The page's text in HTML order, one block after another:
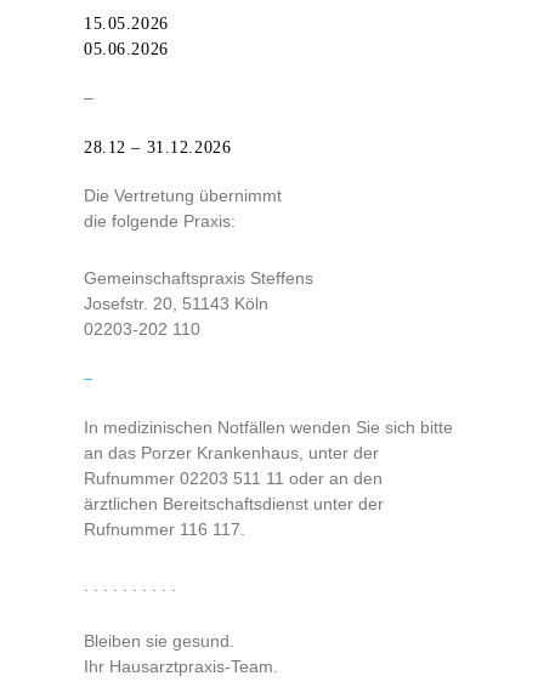
15.05.2026
05.06.2026
–
28.12 – 31.12.2026
Die Vertretung übernimmt
die folgende Praxis:
Gemeinschaftspraxis Steffens
Josefstr. 20, 51143 Köln
02203-202 110
–
In medizinischen Notfällen wenden Sie sich bitte
an das Porzer Krankenhaus, unter der
Rufnummer 02203 511 11 oder an den
ärztlichen Bereitschaftsdienst unter der
Rufnummer 116 117.
Bleiben sie gesund.
Ihr Hausarztpraxis-Team.